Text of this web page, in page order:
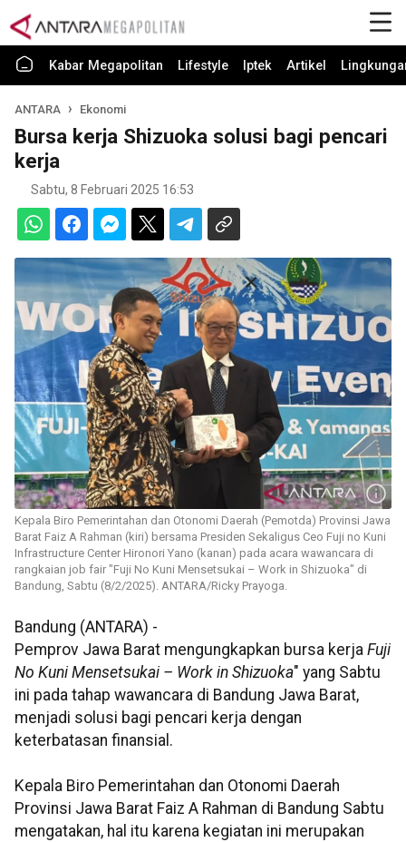
Kabar Megapolitan Lifestyle Iptek Artikel
ANTARA Ekonomi
Bursa kerja Shizuoka solusi bagi pencari
kerja
Sabtu, 8 Februari 2025 16:53
Kepala Biro Pemerintahan dan Otonomi Daerah (Pemotda) Provinsi Jawa
Barat Faiz A Rahman (kiri) bersama Presiden Sekaligus Ceo Fuji no Kuni
Infrastructure Center Hironori Yano (kanan) pada acara wawancara di
rangkaian job fair "Fuji No Kuni Mensetsukai – Work in Shizuoka" di
Bandung, Sabtu (8/2/2025). ANTARA/Ricky Prayoga.
Bandung (ANTARA) -
Pemprov Jawa Barat mengungkapkan bursa kerja Fuji
No Kuni Mensetsukai – Work in Shizuoka" yang Sabtu
ini pada tahap wawancara di Bandung Jawa Barat,
menjadi solusi bagi pencari kerja dengan
keterbatasan finansial.
Kepala Biro Pemerintahan dan Otonomi Daerah
Provinsi Jawa Barat Faiz A Rahman di Bandung Sabtu
mengatakan, hal itu karena kegiatan ini merupakan